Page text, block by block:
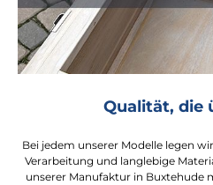
Qualität, die
Bei jedem unserer Modelle legen
Verarbeitung und langlebige
unserer Manufaktur in Buxtehude